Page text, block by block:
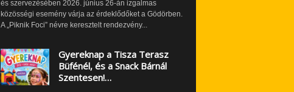
és szervezésében 2026. június 26-án izgalmas
közösségi esemény várja az érdeklődőket a Gödörben.
A „Piknik Foci” névre keresztelt rendezvény...
Gyereknap a Tisza Terasz
Büfénél, és a Snack Bárnál
Szentesen!…